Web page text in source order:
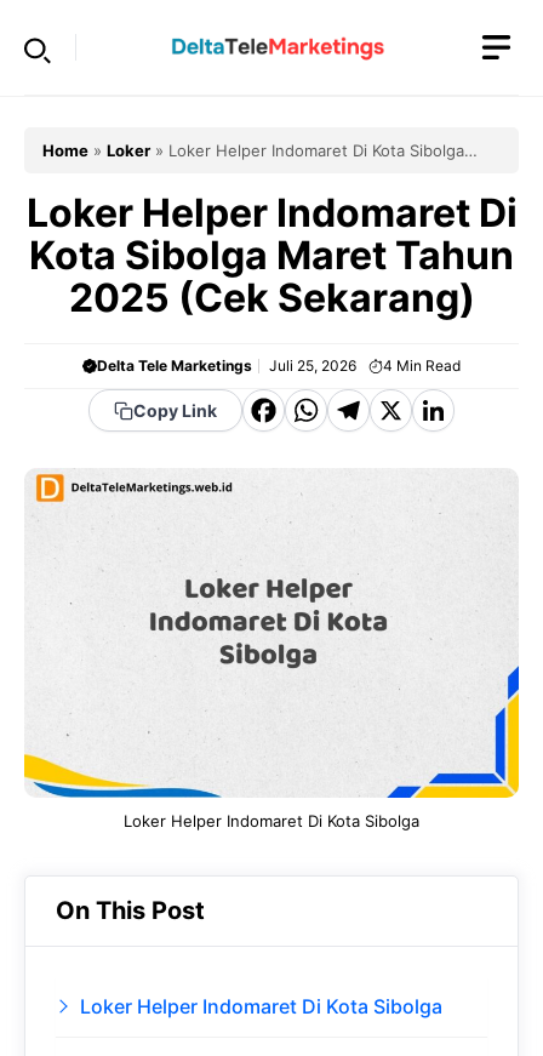
Home » Loker » Loker Helper Indomaret Di Kota Sibolga
Loker Helper Indomaret Di
Kota Sibolga Maret Tahun
2025 (Cek Sekarang)
Delta Tele Marketings Juli 25, 2026 4 Min Read
Copy Link
F
e
b
o
o
W
a
t
s
A
p
p
T
g
a
m
X Li
k
e
Loker Helper Indomaret Di Kota Sibolga
On This Post
Loker Helper Indomaret Di Kota Sibolga